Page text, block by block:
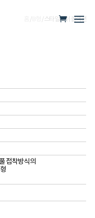
/ / 스타일리쉬 콜렉션
접착방식의